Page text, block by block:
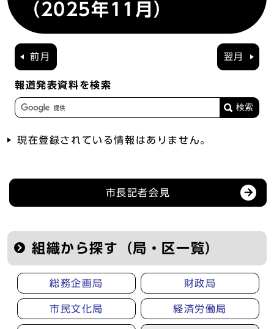
（2025年11月）
前月 翌月
報道発表資料を検索
現在登録されている情報はありません。
市長記者会見
組織から探す（局・区一覧）
総務企画局 財政局
市民文化局 経済労働局